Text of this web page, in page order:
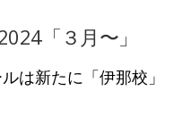
「３月〜」
は新たに「伊那校」